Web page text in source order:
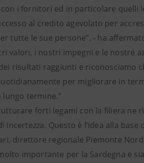
i fornitori ed in particolare quelli
al credito agevolato per
tutte le sue persone”. - ha
valori, i nostri impegni e le nostre
risultati raggiunti e riconosciamo
per migliorare in
lungo termine.”
forti legami con la filiera
Questo è l’idea alla
direttore regionale Piemonte
importante per la Sardegna e